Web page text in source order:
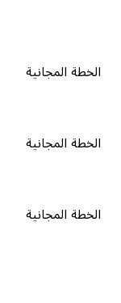
الخطة المجانية
الخطة المجانية
الخطة المجانية